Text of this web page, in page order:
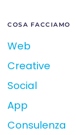
COSA FACCIAMO
Web
Creative
Social
App
Consulenza